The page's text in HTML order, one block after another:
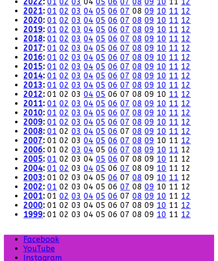
2021: 01 02 03 04 05 06 07 08 09 10 11 12
2020: 01 02 03 04 05 06 07 08 09 10 11 12
2019: 01 02 03 04 05 06 07 08 09 10 11 12
2018: 01 02 03 04 05 06 07 08 09 10 11 12
2017: 01 02 03 04 05 06 07 08 09 10 11 12
2016: 01 02 03 04 05 06 07 08 09 10 11 12
2015: 01 02 03 04 05 06 07 08 09 10 11 12
2014: 01 02 03 04 05 06 07 08 09 10 11 12
2013: 01 02 03 04 05 06 07 08 09 10 11 12
2012: 01 02 03 04 05 06 07 08 09 10 11 12
2011: 01 02 03 04 05 06 07 08 09 10 11 12
2010: 01 02 03 04 05 06 07 08 09 10 11 12
2009: 01 02 03 04 05 06 07 08 09 10 11 12
2008: 01 02 03 04 05 06 07 08 09 10 11 12
2007: 01 02 03 04 05 06 07 08 09 10 11 12
2006: 01 02 03 04 05 06 07 08 09 10 11 12
2005: 01 02 03 04 05 06 07 08 09 10 11 12
2004: 01 02 03 04 05 06 07 08 09 10 11 12
2003: 01 02 03 04 05 06 07 08 09 10 11 12
2002: 01 02 03 04 05 06 07 08 09 10 11 12
2001: 01 02 03 04 05 06 07 08 09 10 11 12
2000: 01 02 03 04 05 06 07 08 09 10 11 12
1999: 01 02 03 04 05 06 07 08 09 10 11 12
Facebook
YouTube
Instagram